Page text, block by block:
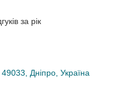
за рік
Дніпро, Україна